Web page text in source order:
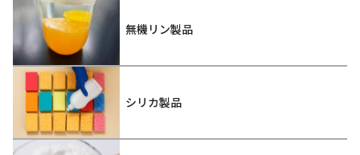
無機リン製品
シリカ製品